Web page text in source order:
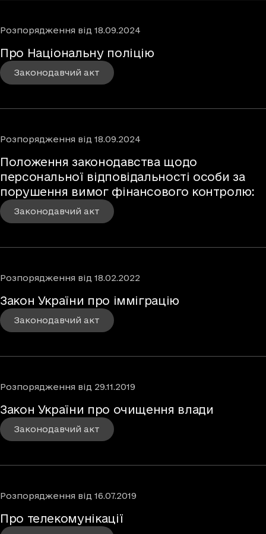
Розпорядження від 18.09.2024
Про Національну поліцію
Законодавчий акт
Розпорядження від 18.09.2024
Положення законодавства щодо
персональної відповідальності особи за
порушення вимог фінансового контролю:
Законодавчий акт
Розпорядження від 18.02.2022
Закон України про імміграцію
Законодавчий акт
Розпорядження від 29.11.2019
Закон України про очищення влади
Законодавчий акт
Розпорядження від 16.07.2019
Про телекомунікації